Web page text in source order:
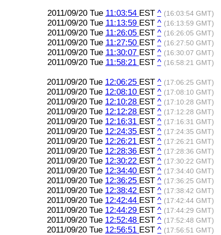
2011/09/20 Tue 11:03:54 EST ^ (16:03:54 GMT)
2011/09/20 Tue 11:13:59 EST ^ (16:13:59 GMT)
2011/09/20 Tue 11:26:05 EST ^ (16:26:05 GMT)
2011/09/20 Tue 11:27:50 EST ^ (16:27:50 GMT)
2011/09/20 Tue 11:30:07 EST ^ (16:30:07 GMT)
2011/09/20 Tue 11:58:21 EST ^ (16:58:21 GMT)
2011/09/20 Tue 12:06:25 EST ^ (17:06:25 GMT)
2011/09/20 Tue 12:08:10 EST ^ (17:08:10 GMT)
2011/09/20 Tue 12:10:28 EST ^ (17:10:28 GMT)
2011/09/20 Tue 12:12:28 EST ^ (17:12:28 GMT)
2011/09/20 Tue 12:16:31 EST ^ (17:16:31 GMT)
2011/09/20 Tue 12:24:35 EST ^ (17:24:35 GMT)
2011/09/20 Tue 12:26:21 EST ^ (17:26:21 GMT)
2011/09/20 Tue 12:28:36 EST ^ (17:28:36 GMT)
2011/09/20 Tue 12:30:22 EST ^ (17:30:22 GMT)
2011/09/20 Tue 12:34:40 EST ^ (17:34:40 GMT)
2011/09/20 Tue 12:36:25 EST ^ (17:36:25 GMT)
2011/09/20 Tue 12:38:42 EST ^ (17:38:42 GMT)
2011/09/20 Tue 12:42:44 EST ^ (17:42:44 GMT)
2011/09/20 Tue 12:44:29 EST ^ (17:44:29 GMT)
2011/09/20 Tue 12:52:48 EST ^ (17:52:48 GMT)
2011/09/20 Tue 12:56:51 EST ^ (17:56:51 GMT)